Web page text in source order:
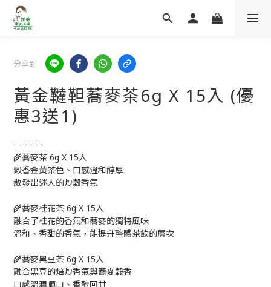
分享到
黃金韃靼蕎麥茶6g X 15入 (優
惠3送1)
- - - - - -
🌾蕎麥茶 6g X 15入
穀香金黃茶色、口感溫和醇厚
散發出迷人的炒穀香氣
🌾蕎麥桂花茶 6g X 15入
融合了桂花的香氣和蕎麥的獨特風味
溫和、香甜的香氣，能提升整體茶飲的層次
🌾蕎麥黑豆茶 6g X 15入
融合黑豆的焙炒香氣與蕎麥穀香
口感溫潤順口、香醇回甘